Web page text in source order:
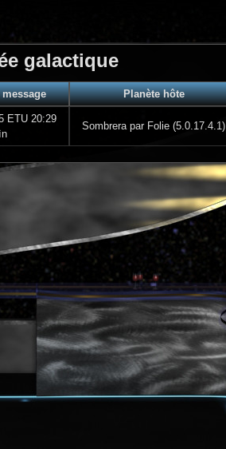
galactique
Planète hôte
ETU 20:29
Sombrera par Folie (5.0.17.4.1)